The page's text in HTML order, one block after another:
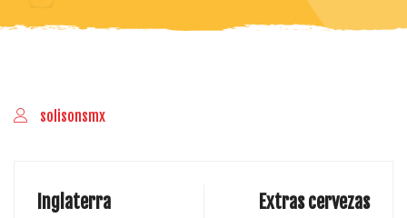
solisonsmx
Inglaterra Extras cervezas